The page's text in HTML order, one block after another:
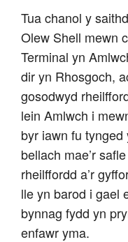
Tua chanol y
Olew Shell mewn
Terminal yn
dir yn Rhosgoch,
gosodwyd
lein Amlwch i
byr iawn fu
bellach mae’r
rheilffordd a’r
lle yn barod i gael
bynnag fydd yn
enfawr yma.